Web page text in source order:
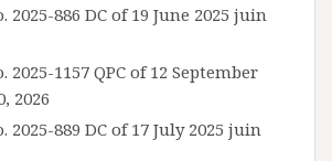
2025-886 DC of 19 June 2025 juin
2025-1157 QPC of 12 September
2026
2025-889 DC of 17 July 2025 juin